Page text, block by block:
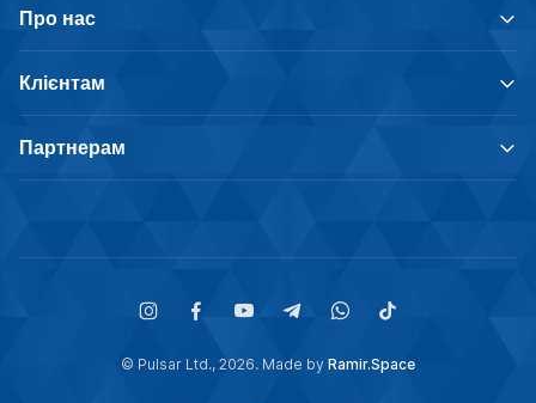
Про нас
Клієнтам
Партнерам
© Pulsar Ltd., 2026. Made by Ramir.Space